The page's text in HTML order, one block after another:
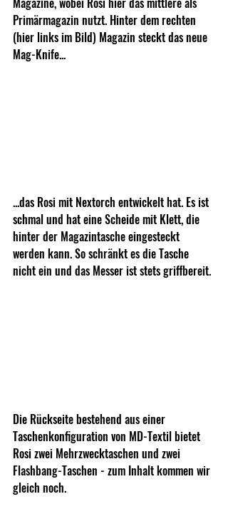
Primärmagazin nutzt. Hinter dem rechten
(hier links im Bild) Magazin steckt das neue
Mag-Knife...
...das Rosi mit Nextorch entwickelt hat. Es ist
schmal und hat eine Scheide mit Klett, die
hinter der Magazintasche eingesteckt
werden kann. So schränkt es die Tasche
nicht ein und das Messer ist stets griffbereit.
Die Rückseite bestehend aus einer
Taschenkonfiguration von MD-Textil bietet
Rosi zwei Mehrzwecktaschen und zwei
Flashbang-Taschen - zum Inhalt kommen wir
gleich noch.